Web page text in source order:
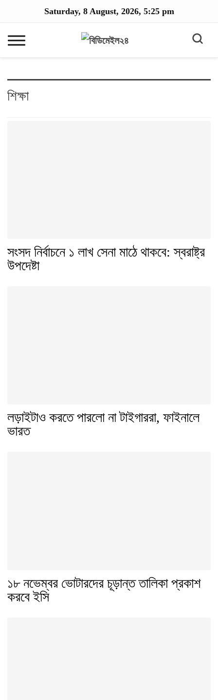
Saturday, 8 August, 2026, 5:25 pm
শিক্ষা
সংসদ নির্বাচনে ১ লাখ সেনা মাঠে থাকবে: স্বরাষ্ট্র
উপদেষ্টা
লড়াইটাও করতে পারলো না টাইগাররা, ফাইনালে
ভারত
১৮ নভেম্বর ভোটারদের চূড়ান্ত তালিকা প্রকাশ
করবে ইসি